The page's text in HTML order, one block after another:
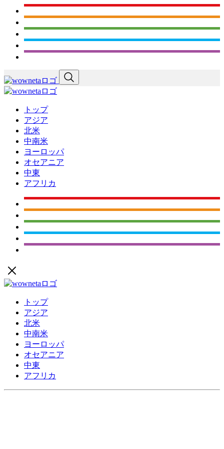
トップ
アジア
北米
中南米
ヨーロッパ
オセアニア
中東
アフリカ
トップ
アジア
北米
中南米
ヨーロッパ
オセアニア
中東
アフリカ